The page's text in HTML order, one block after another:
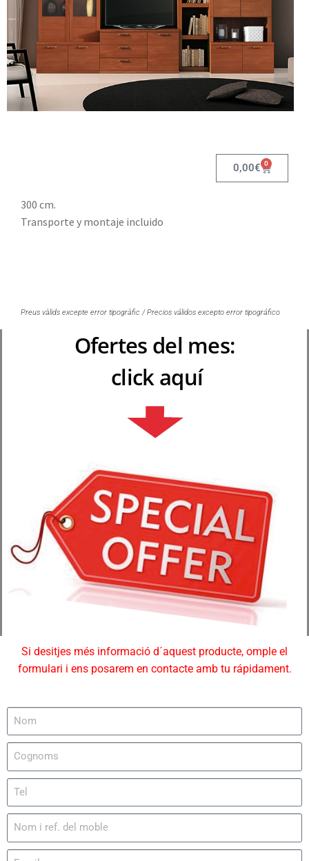
0,00€ 0
300 cm.
Transporte y montaje incluido
Preus vàlids excepte error tipogràfic / Precios válidos excepto error tipográfico
Ofertes del mes:
click aquí
Si desitjes més informació d´aquest producte, omple el
formulari i ens posarem en contacte amb tu rápidament.